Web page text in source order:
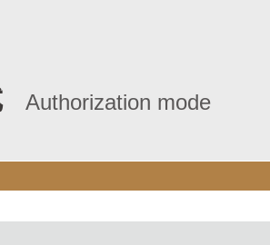
Authorization mode